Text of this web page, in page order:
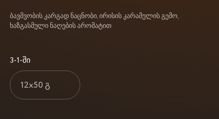
ბავშვობის კარგად ნაცნობი, ირისის კარამელის გემო,
ხაზგასმული ნაღების არომატით
3-1-ში
12x50 გ